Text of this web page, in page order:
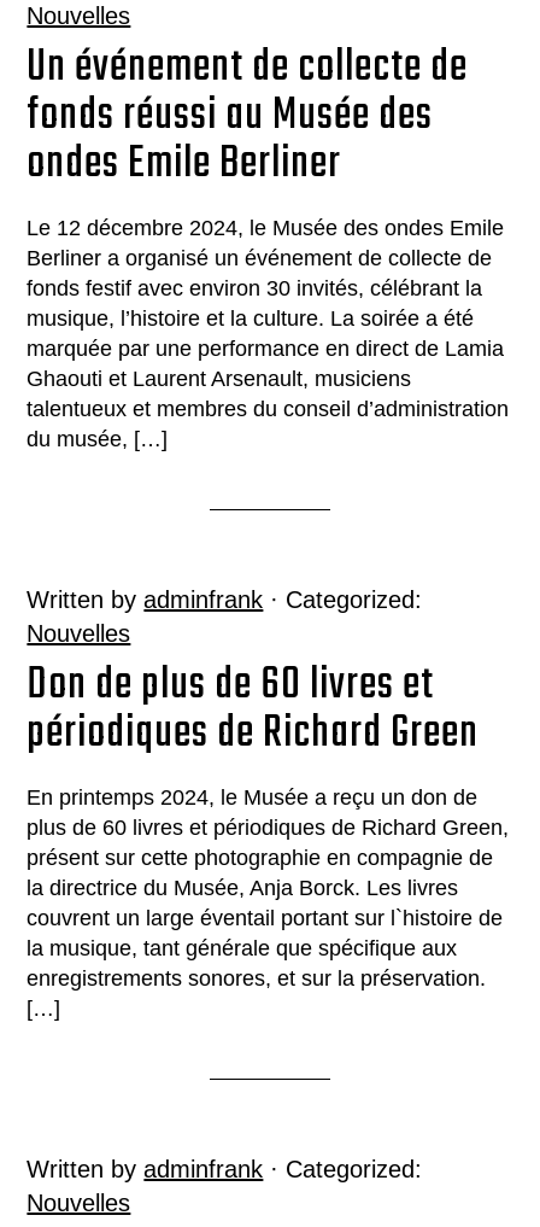
Nouvelles
Un événement de collecte de
fonds réussi au Musée des
ondes Emile Berliner
Le 12 décembre 2024, le Musée des ondes Emile
Berliner a organisé un événement de collecte de
fonds festif avec environ 30 invités, célébrant la
musique, l’histoire et la culture. La soirée a été
marquée par une performance en direct de Lamia
Ghaouti et Laurent Arsenault, musiciens
talentueux et membres du conseil d’administration
du musée, […]
Written byadminfrank · Categorized:
Nouvelles
Don de plus de 60 livres et
périodiques de Richard Green
En printemps 2024, le Musée a reçu un don de
plus de 60 livres et périodiques de Richard Green,
présent sur cette photographie en compagnie de
la directrice du Musée, Anja Borck. Les livres
couvrent un large éventail portant sur l`histoire de
la musique, tant générale que spécifique aux
enregistrements sonores, et sur la préservation.
[…]
Written byadminfrank · Categorized:
Nouvelles